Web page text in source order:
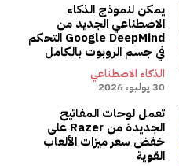
يمكن لنموذج الذكاء
الاصطناعي الجديد من
Google DeepMind التحكم
في جسم الروبوت بالكامل
الذكاء الاصطناعي
30 يوليو، 2026
تعمل لوحات المفاتيح
الجديدة من Razer على
خفض سعر ميزات الألعاب
القوية